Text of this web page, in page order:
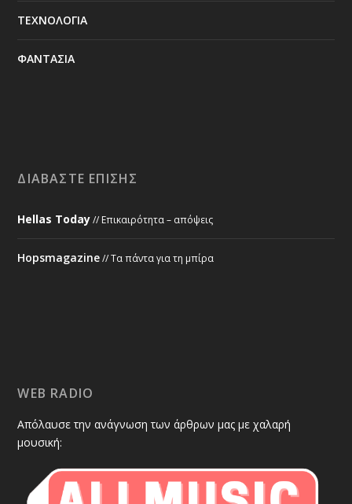
ΤΕΧΝΟΛΟΓΙΑ
ΦΑΝΤΑΣΙΑ
ΔΙΑΒΆΣΤΕ ΕΠΊΣΗΣ
Hellas Today// Επικαιρότητα – απόψεις
Hopsmagazine// Τα πάντα για τη μπίρα
WEB RADIO
Απόλαυσε την ανάγνωση των άρθρων μας με χαλαρή
μουσική: